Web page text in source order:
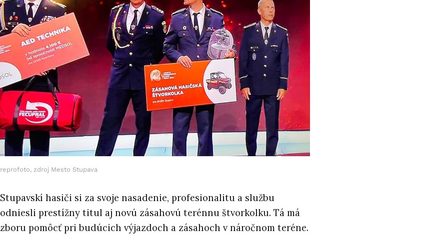
reprofoto, zdroj Mesto Stupava
Stupavskí hasiči si za svoje nasadenie, profesionalitu a službu
odniesli prestížny titul aj novú zásahovú terénnu štvorkolku. Tá má
zboru pomôcť pri budúcich výjazdoch a zásahoch v náročnom teréne.